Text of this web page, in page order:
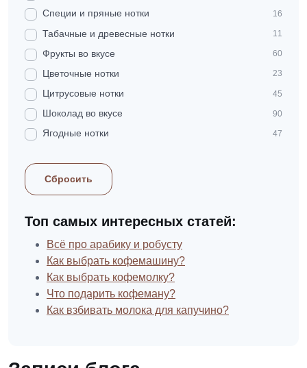
Специи и пряные нотки 16
Табачные и древесные нотки 11
Фрукты во вкусе 60
Цветочные нотки 23
Цитрусовые нотки 45
Шоколад во вкусе 90
Ягодные нотки 47
Сбросить
Топ самых интересных статей:
Всё про арабику и робусту
Как выбрать кофемашину?
Как выбрать кофемолку?
Что подарить кофеману?
Как взбивать молока для капучино?